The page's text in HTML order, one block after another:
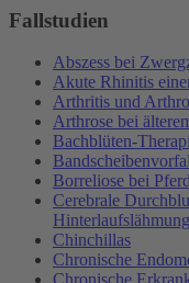
Fallstudien
Abszess bei
Akute Rhinitis
Arthritis und
Arthrose bei
Bachblüten-
Borreliose bei
Cerebrale
Chinchillas
Chronische